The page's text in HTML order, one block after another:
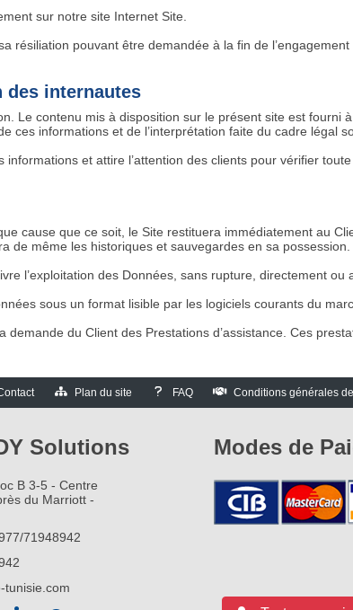
sur notre site Internet Site.
résiliation pouvant être demandée à la fin de l’engagement
des internautes
Le contenu mis à disposition sur le présent site est fourni
ces informations et de l’interprétation faite du cadre légal
et attire l’attention des clients pour vérifier
cause que ce soit, le Site restituera immédiatement au
de même les historiques et sauvegardes en sa possession.
l’exploitation des Données, sans rupture, directement ou
sous un format lisible par les logiciels courants du
du Client des Prestations d’assistance. Ces
Plan du site FAQ Conditions générales
Solutions
B 3-5 - Centre
du Marriott -
71948942
tunisie.com
Modes de